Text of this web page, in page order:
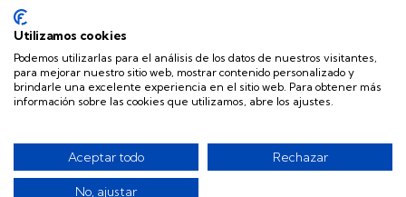
.
© 2024 Copyrights by CCA Alciser
Utilizamos cookies
Podemos utilizarlas para el análisis de los datos de nuestros visitantes,
para mejorar nuestro sitio web, mostrar contenido personalizado y
brindarle una excelente experiencia en el sitio web. Para obtener más
información sobre las cookies que utilizamos, abre los ajustes.
Aceptar todo Rechazar
No, ajustar